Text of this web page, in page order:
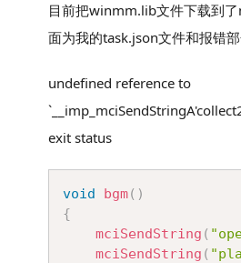
目前把winmm.lib文件下载到
面为我的task.json文件和报错
undefined reference to
exit status
void bgm( )
{
mciSendString (
mciSendString (